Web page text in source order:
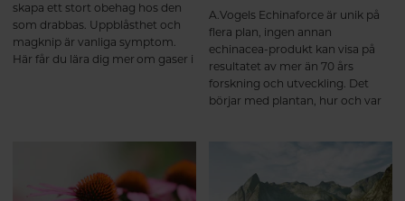
skapa ett stort obehag hos den
som drabbas. Uppblåsthet och
magknip är vanliga symptom.
Här får du lära dig mer om gaser i
A.Vogels Echinaforce är unik på
flera plan, ingen annan
echinacea-produkt kan visa på
resultatet av mer än 70 års
forskning och utveckling. Det
börjar med plantan, hur och var
läkemedel vid förkylning.